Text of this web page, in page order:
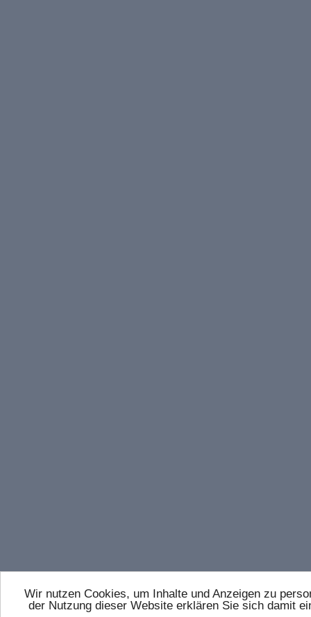
Wir nutzen Cookies, um Inhalte und Anzeigen zu
der Nutzung dieser Website erklären Sie sich damit